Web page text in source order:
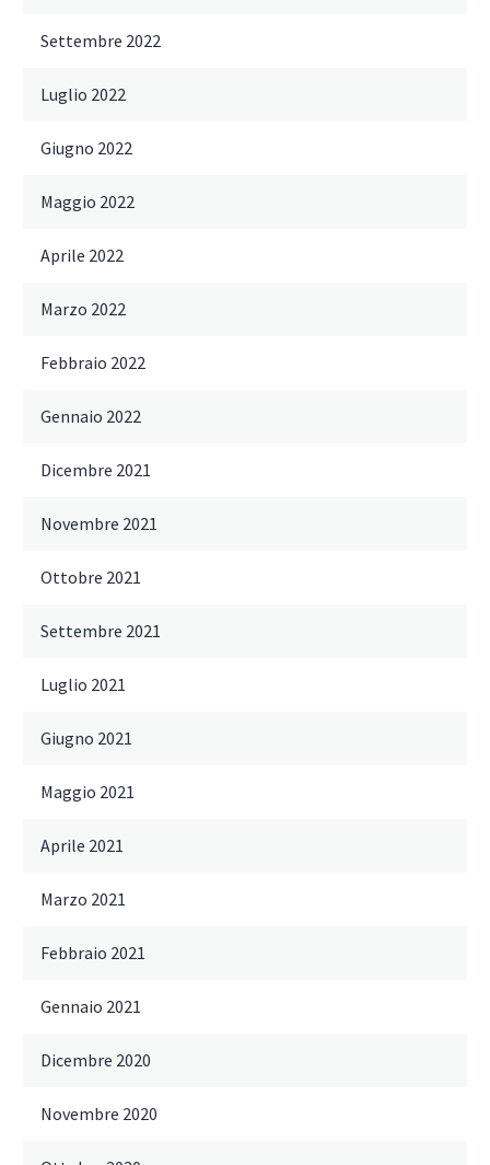
Settembre 2022
Luglio 2022
Giugno 2022
Maggio 2022
Aprile 2022
Marzo 2022
Febbraio 2022
Gennaio 2022
Dicembre 2021
Novembre 2021
Ottobre 2021
Settembre 2021
Luglio 2021
Giugno 2021
Maggio 2021
Aprile 2021
Marzo 2021
Febbraio 2021
Gennaio 2021
Dicembre 2020
Novembre 2020